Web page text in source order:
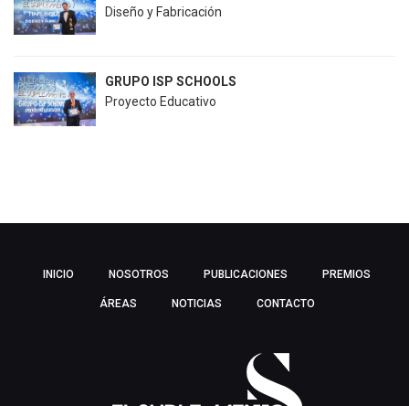
Diseño y Fabricación
GRUPO ISP SCHOOLS
Proyecto Educativo
INICIO NOSOTROS PUBLICACIONES PREMIOS
ÁREAS NOTICIAS CONTACTO